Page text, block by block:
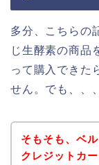
多分、こちらの
じ生酵素の商品
って購入できた
せん。でも、、
そもそも、ベ
クレジットカ